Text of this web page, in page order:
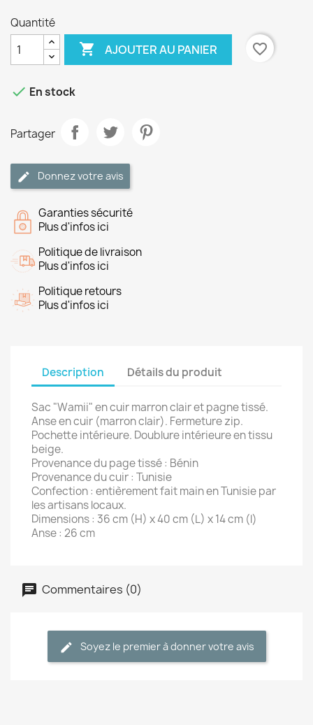
Quantité
 AJOUTER AU PANIER favorite_border
 En stock
Partager
Donnez votre avis
Garanties sécurité
Plus d'infos ici
Politique de livraison
Plus d'infos ici
Politique retours
Plus d'infos ici
Description Détails du produit
Sac "Wamii" en cuir marron clair et pagne tissé.
Anse en cuir (marron clair). Fermeture zip.
Pochette intérieure. Doublure intérieure en tissu
beige.
Provenance du page tissé : Bénin
Provenance du cuir : Tunisie
Confection : entièrement fait main en Tunisie par
les artisans locaux.
Dimensions : 36 cm (H) x 40 cm (L) x 14 cm (l)
Anse : 26 cm
Commentaires (0)
Soyez le premier à donner votre avis